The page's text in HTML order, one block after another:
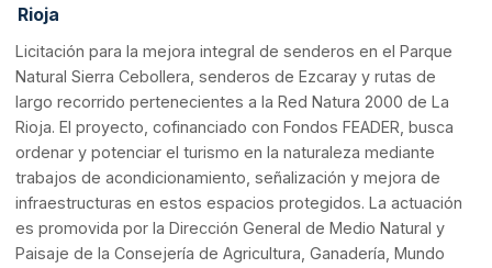
Rioja
Licitación para la mejora integral de senderos en el Parque
Natural Sierra Cebollera, senderos de Ezcaray y rutas de
largo recorrido pertenecientes a la Red Natura 2000 de La
Rioja. El proyecto, cofinanciado con Fondos FEADER, busca
ordenar y potenciar el turismo en la naturaleza mediante
trabajos de acondicionamiento, señalización y mejora de
infraestructuras en estos espacios protegidos. La actuación
es promovida por la Dirección General de Medio Natural y
Paisaje de la Consejería de Agricultura, Ganadería, Mundo